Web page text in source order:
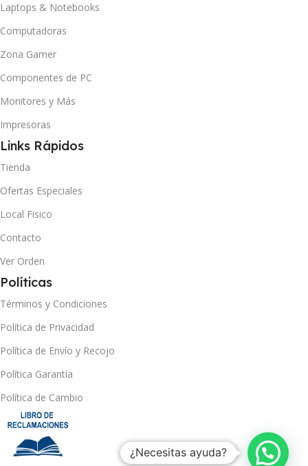
Laptops & Notebooks
Computadoras
Zona Gamer
Componentes de PC
Monitores y Más
Impresoras
Links Rápidos
Tienda
Ofertas Especiales
Local Fisico
Contacto
Ver Orden
Políticas
Términos y Condiciones
Política de Privacidad
Política de Envío y Recojo
Política Garantía
Política de Cambio
¿Necesitas ayuda?